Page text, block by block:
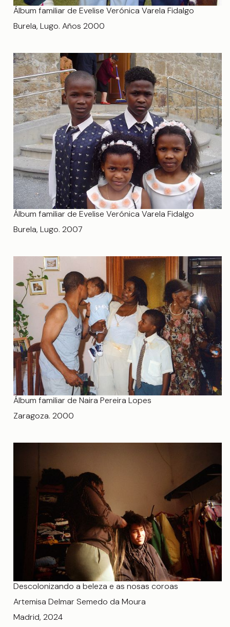
Álbum familiar de Evelise Verónica Varela Fidalgo
Burela, Lugo. Años 2000
Álbum familiar de Evelise Verónica Varela Fidalgo
Burela, Lugo. 2007
Álbum familiar de Naira Pereira Lopes
Zaragoza. 2000
Descolonizando a beleza e as nosas coroas
Artemisa Delmar Semedo da Moura
Madrid, 2024